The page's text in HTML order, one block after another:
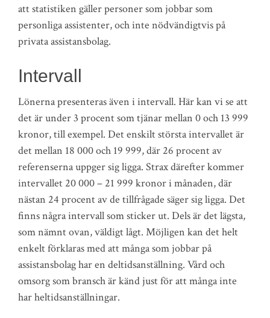
att statistiken gäller personer som jobbar som
personliga assistenter, och inte nödvändigtvis på
privata assistansbolag.
Intervall
Lönerna presenteras även i intervall. Här kan vi se att
det är under 3 procent som tjänar mellan 0 och 13 999
kronor, till exempel. Det enskilt största intervallet är
det mellan 18 000 och 19 999, där 26 procent av
referenserna uppger sig ligga. Strax därefter kommer
intervallet 20 000 – 21 999 kronor i månaden, där
nästan 24 procent av de tillfrågade säger sig ligga. Det
finns några intervall som sticker ut. Dels är det lägsta,
som nämnt ovan, väldigt lågt. Möjligen kan det helt
enkelt förklaras med att många som jobbar på
assistansbolag har en deltidsanställning. Vård och
omsorg som bransch är känd just för att många inte
har heltidsanställningar.